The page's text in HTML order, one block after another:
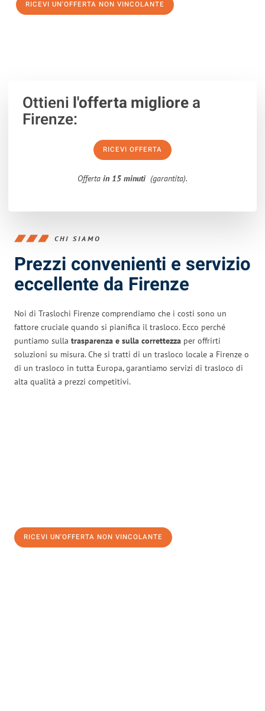
RICEVI UN'OFFERTA NON VINCOLANTE
Ottieni l'offerta migliorea
Firenze:
RICEVI OFFERTA
Offerta in 15 minuti (garantita).
CHI SIAMO
Prezzi convenienti e servizio
eccellente da Firenze
Noi di Traslochi Firenze comprendiamo che i costi sono un
fattore cruciale quando si pianifica il trasloco. Ecco perché
puntiamo sulla trasparenza e sulla correttezza per offrirti
soluzioni su misura. Che si tratti di un trasloco locale a Firenze o
di un trasloco in tutta Europa, garantiamo servizi di trasloco di
alta qualità a prezzi competitivi.
RICEVI UN'OFFERTA NON VINCOLANTE